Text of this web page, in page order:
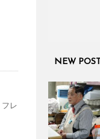
フレ
NEW POST